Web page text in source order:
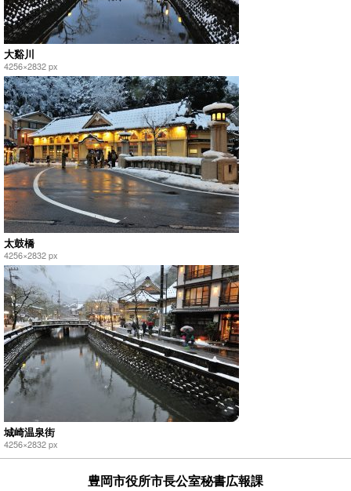
大谿川
4256×2832 px
太鼓橋
4256×2832 px
城崎温泉街
4256×2832 px
豊岡市役所市長公室秘書広報課